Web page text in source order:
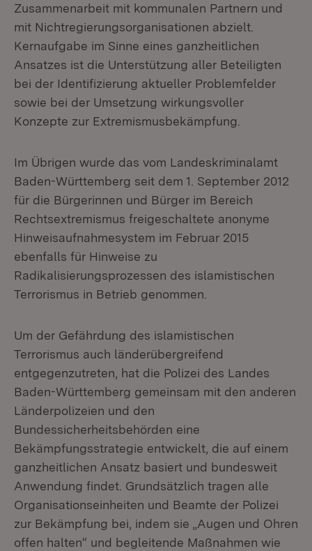
Zusammenarbeit mit kommunalen Partnern und
mit Nichtregierungsorganisationen abzielt.
Kernaufgabe im Sinne eines ganzheitlichen
Ansatzes ist die Unterstützung aller Beteiligten
bei der Identifizierung aktueller Problemfelder
sowie bei der Umsetzung wirkungsvoller
Konzepte zur Extremismusbekämpfung.
Im Übrigen wurde das vom Landeskriminalamt
Baden-Württemberg seit dem 1. September 2012
für die Bürgerinnen und Bürger im Bereich
Rechtsextremismus freigeschaltete anonyme
Hinweisaufnahmesystem im Februar 2015
ebenfalls für Hinweise zu
Radikalisierungsprozessen des islamistischen
Terrorismus in Betrieb genommen.
Um der Gefährdung des islamistischen
Terrorismus auch länderübergreifend
entgegenzutreten, hat die Polizei des Landes
Baden-Württemberg gemeinsam mit den anderen
Länderpolizeien und den
Bundessicherheitsbehörden eine
Bekämpfungsstrategie entwickelt, die auf einem
ganzheitlichen Ansatz basiert und bundesweit
Anwendung findet. Grundsätzlich tragen alle
Organisationseinheiten und Beamte der Polizei
zur Bekämpfung bei, indem sie „Augen und Ohren
offen halten“ und begleitende Maßnahmen wie